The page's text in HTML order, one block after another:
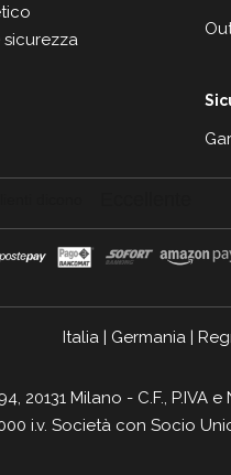
sicurezza
Italia| Germania|
20131 Milano - C.F.,
i.v. Società con Socio